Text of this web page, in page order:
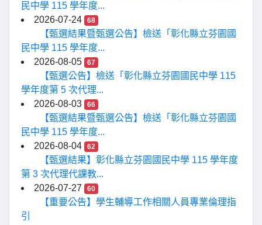
民中學 115 學年度...
2026-07-24
68
【甄選結果暨甄選公告】檢送「彰化縣立芬園國
民中學 115 學年度...
2026-08-05
67
【甄選公告】檢送「彰化縣立芬園國民中學 115
學年度第 5 次代理...
2026-08-03
66
【甄選結果暨甄選公告】檢送「彰化縣立芬園國
民中學 115 學年度...
2026-08-04
62
【甄選結果】彰化縣立芬園國民中學 115 學年度
第 3 次代理代課教...
2026-07-27
60
【重要公告】學生輔導工作相關人員專業倫理指
引